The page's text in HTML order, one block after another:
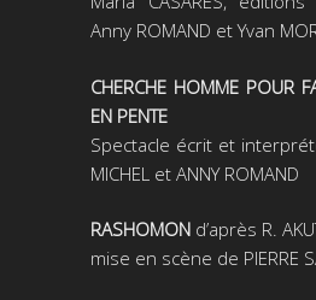
Anny ROMAND et Yvan
CHERCHE HOMME POUR
EN PENTE
Spectacle écrit et
MICHEL et ANNY ROMAND
RASHOMONd’après R.
mise en scène de PIERRE